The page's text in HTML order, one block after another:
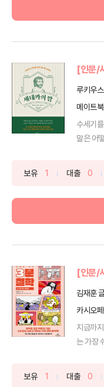
[인문/
루키우
메이트
수세기
말은 어
보유 1 대출 0
[인문/
김재훈
카시오
지금까
는 가장
보유 1 대출 0